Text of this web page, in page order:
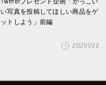
い写真を投稿してほしい商品をゲ
ットしよう」前編
2021/1/22